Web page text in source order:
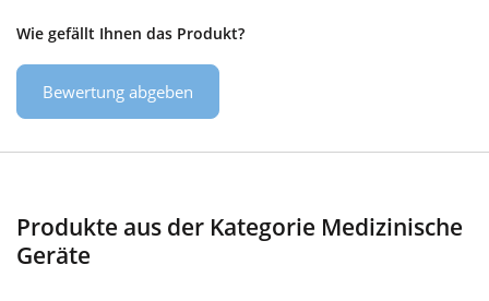
Wie gefällt Ihnen das Produkt?
Bewertung abgeben
Produkte aus der Kategorie Medizinische
Geräte